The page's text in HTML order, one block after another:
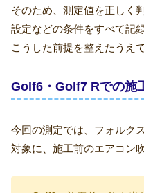
そのため、測定値を正しく
設定などの条件をすべて記
こうした前提を整えたうえ
Golf6・Golf7 Rでの施
今回の測定では、フォルク
対象に、施工前のエアコン